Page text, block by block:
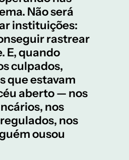
Não será
instituições:
rastrear
E, quando
culpados,
que estavam
aberto — nos
nos
nos
ousou